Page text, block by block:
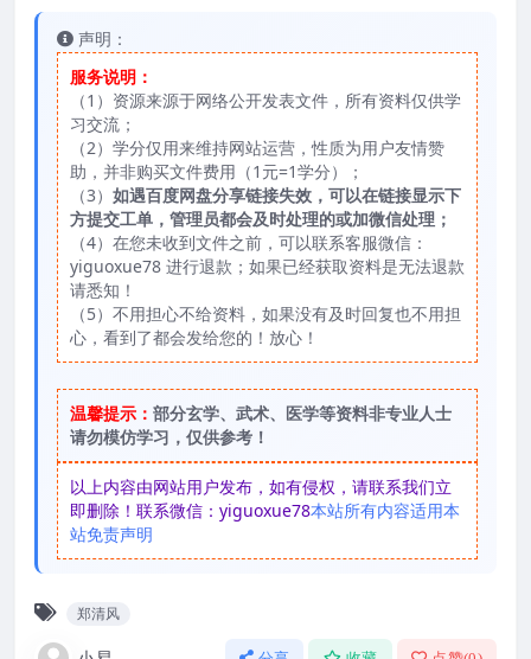
声明：
服务说明：
（1）资源来源于网络公开发表文件，所有资料仅供学
习交流；
（2）学分仅用来维持网站运营，性质为用户友情赞
助，并非购买文件费用（1元=1学分）；
（3） 如遇百度网盘分享链接失效，可以在链接显示下
方提交工单，管理员都会及时处理的或加微信处理；
（4）在您未收到文件之前，可以联系客服微信：
yiguoxue78 进行退款；如果已经获取资料是无法退款
请悉知！
（5）不用担心不给资料，如果没有及时回复也不用担
心，看到了都会发给您的！放心！
温馨提示： 部分玄学、武术、医学等资料非专业人士
请勿模仿学习，仅供参考！
以上内容由网站用户发布，如有侵权，请联系我们立
即删除！联系微信：yiguoxue78本站所有内容适用本
站免责声明
郑清风